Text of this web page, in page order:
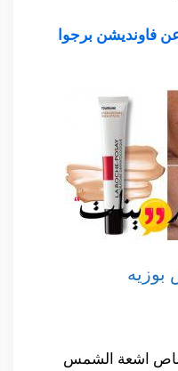
فاونديشن برجوا
بوزيه
اشعة الشمس